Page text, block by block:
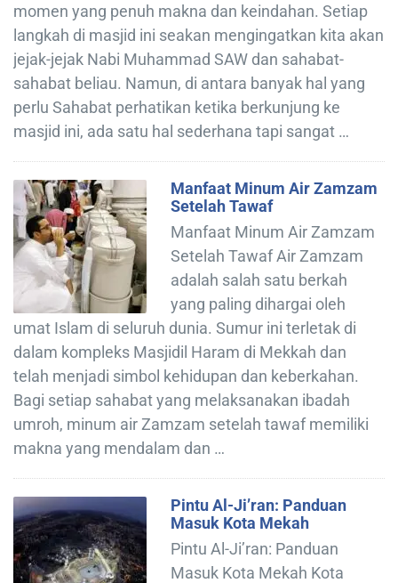
momen yang penuh makna dan keindahan. Setiap
langkah di masjid ini seakan mengingatkan kita akan
jejak-jejak Nabi Muhammad SAW dan sahabat-
sahabat beliau. Namun, di antara banyak hal yang
perlu Sahabat perhatikan ketika berkunjung ke
masjid ini, ada satu hal sederhana tapi sangat …
Manfaat Minum Air Zamzam
Setelah Tawaf
Manfaat Minum Air Zamzam
Setelah Tawaf Air Zamzam
adalah salah satu berkah
yang paling dihargai oleh
umat Islam di seluruh dunia. Sumur ini terletak di
dalam kompleks Masjidil Haram di Mekkah dan
telah menjadi simbol kehidupan dan keberkahan.
Bagi setiap sahabat yang melaksanakan ibadah
umroh, minum air Zamzam setelah tawaf memiliki
makna yang mendalam dan …
Pintu Al-Ji’ran: Panduan
Masuk Kota Mekah
Pintu Al-Ji’ran: Panduan
Masuk Kota Mekah Kota